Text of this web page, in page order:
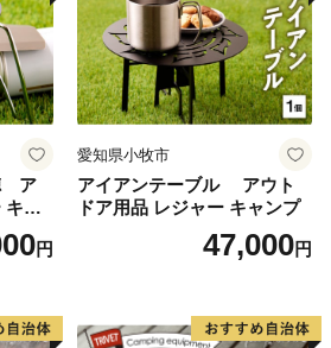
ア
キャ
五徳
円
愛知県小牧市
アイアンテーブル アウト
ドア用品 レジャー キャンプ
47,000円